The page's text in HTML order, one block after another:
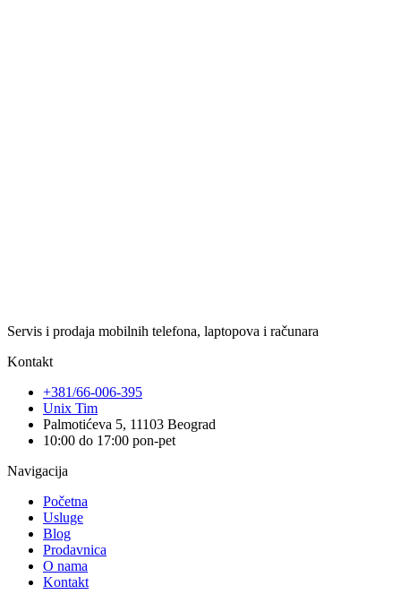
Servis i prodaja mobilnih telefona, laptopova i računara
Kontakt
+381/66-006-395
Unix Tim
Palmotićeva 5, 11103 Beograd
10:00 do 17:00 pon-pet
Navigacija
Početna
Usluge
Blog
Prodavnica
O nama
Kontakt